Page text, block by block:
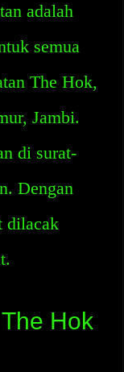
adalah
semua
The Hok,
Jambi.
di surat-
Dengan
dilacak
Hok